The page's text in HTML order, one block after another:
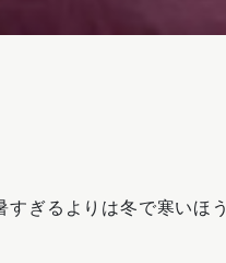
すぎるよりは冬で寒いほ